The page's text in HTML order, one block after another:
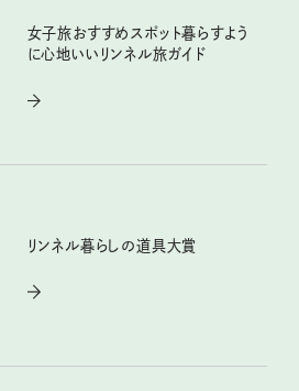
女子旅おすすめスポット暮らすよう
に心地いいリンネル旅ガイド
リンネル暮らしの道具大賞